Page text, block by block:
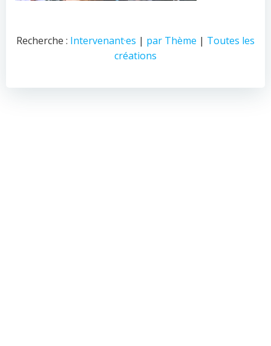
Recherche : Intervenant·es | par Thème | Toutes les
créations